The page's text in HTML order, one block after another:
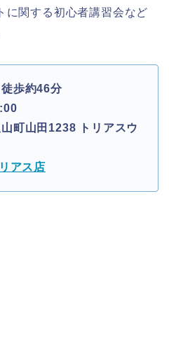
に関する初心者講習会など
歩約46分
町山田1238 トリアスウ
アス店